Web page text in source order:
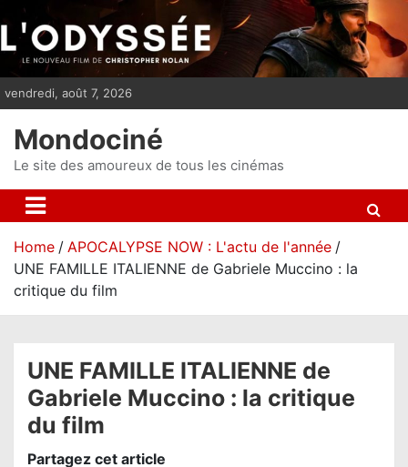
i
p
n
vendredi, août 7, 2026
Mondociné
Le site des amoureux de tous les cinémas
Home
APOCALYPSE NOW : L'actu de l'année
UNE FAMILLE ITALIENNE de Gabriele Muccino : la
critique du film
UNE FAMILLE ITALIENNE de
Gabriele Muccino : la critique
du film
Partagez cet article